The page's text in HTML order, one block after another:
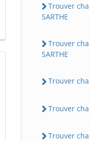
Trouver
SARTHE
Trouver
SARTHE
Trouver
Trouver
Trouver